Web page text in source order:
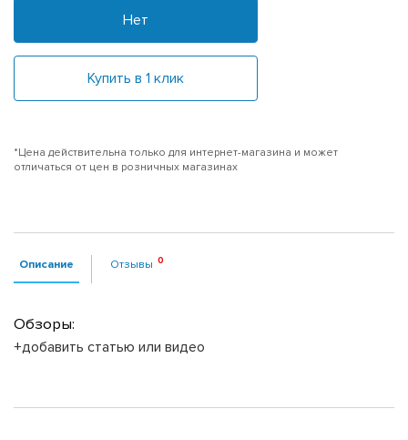
Нет
Купить в 1 клик
*Цена действительна только для интернет-магазина и может
отличаться от цен в розничных магазинах
Описание Отзывы
Обзоры:
+добавить статью или видео